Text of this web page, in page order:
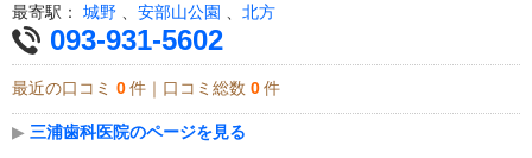
最寄駅： 城野 安部山公園 北方
093-931-5602
最近の口コミ 0 件｜口コミ総数 0 件
▶ 三浦歯科医院のページを見る